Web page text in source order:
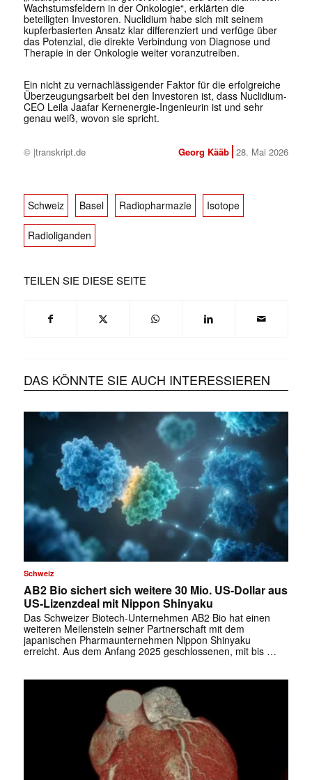
Wachstumsfeldern in der Onkologie“, erklärten die
beteiligten Investoren. Nuclidium habe sich mit seinem
kupferbasierten Ansatz klar differenziert und verfüge über
das Potenzial, die direkte Verbindung von Diagnose und
Therapie in der Onkologie weiter voranzutreiben.
Ein nicht zu vernachlässigender Faktor für die erfolgreiche
Überzeugungsarbeit bei den Investoren ist, dass Nuclidium-
CEO Leila Jaafar Kernenergie-Ingenieurin ist und sehr
genau weiß, wovon sie spricht.
© |transkript.de Georg Kääb 28. Mai 2026
Schweiz Basel Radiopharmazie Isotope
Radioliganden
TEILEN SIE DIESE SEITE
DAS KÖNNTE SIE AUCH INTERESSIEREN
Schweiz
AB2 Bio sichert sich weitere 30 Mio. US-Dollar aus
US-Lizenzdeal mit Nippon Shinyaku
Das Schweizer Biotech-Unternehmen AB2 Bio hat einen
weiteren Meilenstein seiner Partnerschaft mit dem
japanischen Pharmaunternehmen Nippon Shinyaku
erreicht. Aus dem Anfang 2025 geschlossenen, mit bis …